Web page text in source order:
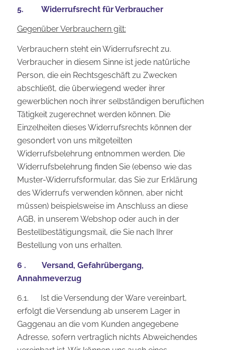
5. Widerrufsrecht für Verbraucher
Gegenüber Verbrauchern gilt:
Verbrauchern steht ein Widerrufsrecht zu.
Verbraucher in diesem Sinne ist jede natürliche
Person, die ein Rechtsgeschäft zu Zwecken
abschließt, die überwiegend weder ihrer
gewerblichen noch ihrer selbständigen beruflichen
Tätigkeit zugerechnet werden können. Die
Einzelheiten dieses Widerrufsrechts können der
gesondert von uns mitgeteilten
Widerrufsbelehrung entnommen werden. Die
Widerrufsbelehrung finden Sie (ebenso wie das
Muster-Widerrufsformular, das Sie zur Erklärung
des Widerrufs verwenden können, aber nicht
müssen) beispielsweise im Anschluss an diese
AGB, in unserem Webshop oder auch in der
Bestellbestätigungsmail, die Sie nach Ihrer
Bestellung von uns erhalten.
6 . Versand, Gefahrübergang,
Annahmeverzug
6.1. Ist die Versendung der Ware vereinbart,
erfolgt die Versendung ab unserem Lager in
Gaggenau an die vom Kunden angegebene
Adresse, sofern vertraglich nichts Abweichendes